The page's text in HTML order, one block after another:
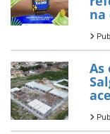
na
As